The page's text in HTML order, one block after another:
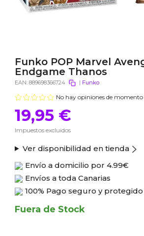
Funko POP Marvel
Endgame Thanos
EAN: 889698366724 | Funko
No hay opiniones de momento
19,95 €
Impuestos excluidos
Ver disponibilidad en tienda
Envío a domicilio por 4.99€
Envíos a toda Canarias
100% Pago seguro y protegido
Fuera de Stock